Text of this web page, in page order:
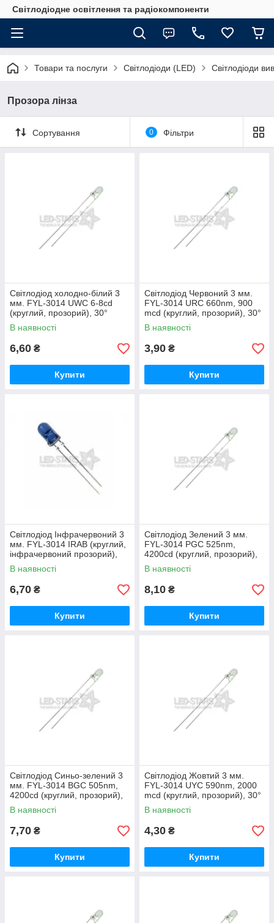
Світлодіодне освітлення та радіокомпоненти
Товари та послуги Світлодіоди (LED) Світлодіоди
Прозора лінза
Сортування 0 Фільтри
Світлодіод холодно-білий 3
мм. FYL-3014 UWC 6-8cd
(круглий, прозорий), 30°
FORYARD
В наявності
6,60 ₴
Купити
Світлодіод Червоний 3 мм.
FYL-3014 URC 660nm, 900
mcd (круглий, прозорий), 30°
FORYARD
В наявності
3,90 ₴
Купити
Світлодіод Інфрачервоний 3
мм. FYL-3014 IRAB (круглий,
інфрачервоний прозорий),
30° FORYARD
В наявності
6,70 ₴
Купити
Світлодіод Зелений 3 мм.
FYL-3014 PGC 525nm,
4200cd (круглий, прозорий),
30° FORYARD
В наявності
8,10 ₴
Купити
Світлодіод Синьо-зелений 3
мм. FYL-3014 BGC 505nm,
4200cd (круглий, прозорий),
30° FORYARD
В наявності
7,70 ₴
Купити
Світлодіод Жовтий 3 мм.
FYL-3014 UYC 590nm, 2000
mcd (круглий, прозорий), 30°
FORYARD
В наявності
4,30 ₴
Купити